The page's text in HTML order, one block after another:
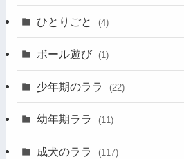
ひとりごと (4)
ボール遊び (1)
少年期のララ (22)
幼年期ララ (11)
成犬のララ (117)